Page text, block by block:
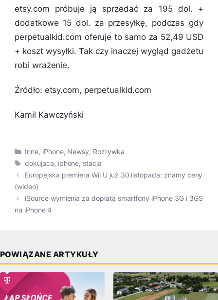
etsy.com próbuje ją sprzedać za 195 dol. +
dodatkowe 15 dol. za przesyłkę, podczas gdy
perpetualkid.com oferuje to samo za 52,49 USD
+ koszt wysyłki. Tak czy inaczej wygląd gadżetu
robi wrażenie.
Źródło: etsy.com, perpetualkid.com
Kamil Kawczyński
Kategorie
Inne, iPhone, Newsy, Rozrywka
Tagi
dokujaca, iphone, stacja
Europejska premiera Wii U już 30 listopada: znamy ceny
(wideo)
iSource wymienia za dopłatą smartfony iPhone 3G i 3GS
na iPhone 4
POWIĄZANE ARTYKUŁY